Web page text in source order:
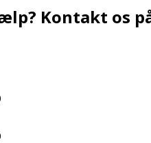
Kontakt os